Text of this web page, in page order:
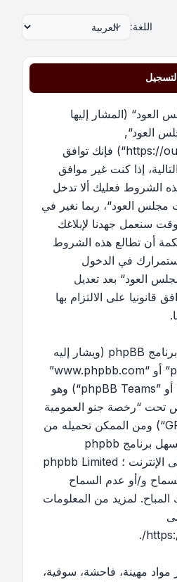
اللغة:
العود“ (المشار إليها
العود“,
”https://oudmajlis.net/forum“) فإنك توافق
إذا كنت غير موافق
الشروط فعليك ألا تدخل
مجلس العود“، ربما نغير في
سنعمل جهدنا لإبلاغك
أن تطالع هذه الشروط
في الدخول
العود“ بعد تعديل
قانونيا على الالتزام بها
منتدياتنا مدعومة من برنامج phpBB (ويشار إليه
بهم أو ”برنامج phpBB“ أو “www.phpbb.com”
أو ”phpBB Limited“ أو ”phpBB Teams“) وهو
تحت “رخصة جنو العمومية
.يسهل برنامج phpbb
المناقشات القائمة على الإنترنت ؛ phpbb Limited
و/أو عدم السماح
المباح. لمزيد من المعلومات
.
مهينة، فاحشة، سوقية،